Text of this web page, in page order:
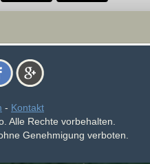
- Kontakt
Alle Rechte vorbehalten.
Genehmigung verboten.